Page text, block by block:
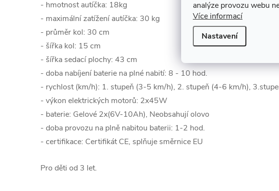
analýze provozu webu
Více informací
Nastavení
- hmotnost autíčka: 18kg
- maximální zatížení autíčka: 30 kg
- průměr kol: 30 cm
- šířka kol: 15 cm
- šířka sedací plochy: 43 cm
- doba nabíjení baterie na plné nabití: 8 - 10 hod.
- rychlost (km/h): 1. stupeň (3-5 km/h), 2. stupeň (4-6 km/h),
- výkon elektrických motorů: 2x45W
- baterie: Gelové 2x(6V-10Ah), Neobsahují olovo
- doba provozu na plně nabitou baterii: 1-2 hod.
- certifikace: Certifikát CE, splňuje směrnice EU
Pro děti od 3 let.